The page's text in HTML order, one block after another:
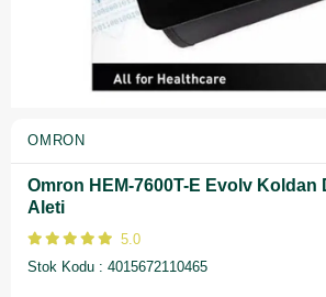
OMRON
Omron HEM-7600T-E Evolv Koldan
Aleti
5.0
Stok Kodu
4015672110465